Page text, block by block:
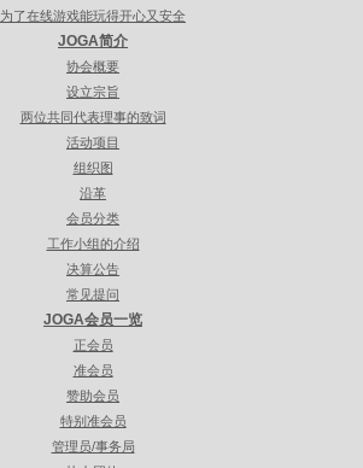
为了在线游戏能玩得开心又安全
JOGA简介
协会概要
设立宗旨
两位共同代表理事的致词
活动项目
组织图
沿革
会员分类
工作小组的介绍
决算公告
常见提问
JOGA会员一览
正会员
准会员
赞助会员
特别准会员
管理员/事务局